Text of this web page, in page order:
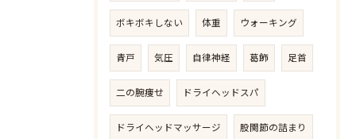
ボキボキしない 体重 ウォーキング
青戸 気圧 自律神経 葛飾 足首
二の腕痩せ ドライヘッドスパ
ドライヘッドマッサージ 股関節の詰まり